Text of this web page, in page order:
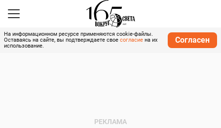
На информационном ресурсе применяются cookie-файлы.
Оставаясь на сайте, вы подтверждаете свое согласие на их
использование.
Согласен